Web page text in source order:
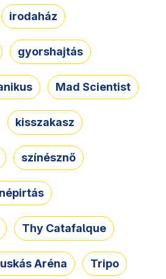
irodaház
gyorshajtás
Mad Scientist
kisszakasz
színésznő
népirtás
Thy Catafalque
Aréna Tripo